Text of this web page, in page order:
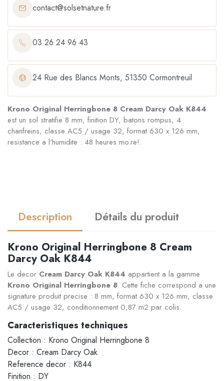
contact@solsetnature.fr
03 26 24 96 43
24 Rue des Blancs Monts, 51350 Cormontreuil
Krono Original Herringbone 8 Cream Darcy Oak K844
est un sol stratifie 8 mm, finition DY, batons rompus, 4
chanfreins, classe AC5 / usage 32, format 630 x 126 mm,
resistance a l'humidite : 48 heures mo.re!.
Description Détails du produit
Krono Original Herringbone 8 Cream
Darcy Oak K844
Le decor Cream Darcy Oak K844 appartient a la gamme
Krono Original Herringbone 8. Cette fiche correspond a une
signature produit precise : 8 mm, format 630 x 126 mm, classe
AC5 / usage 32, conditionnement 0,87 m2 par colis.
Caracteristiques techniques
Collection : Krono Original Herringbone 8
Decor : Cream Darcy Oak
Reference decor : K844
Finition : DY